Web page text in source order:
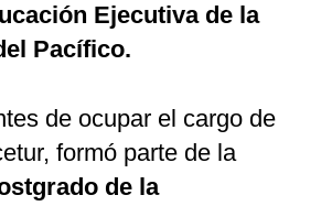
Ejecutiva de la
Pacífico.
de ocupar el cargo de
formó parte de la
de la